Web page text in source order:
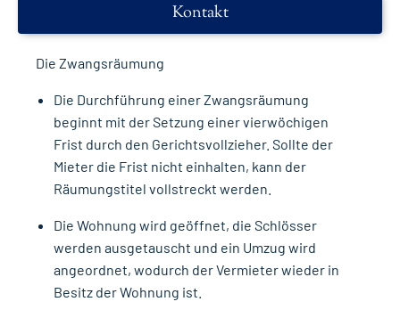
Kontakt
Die Zwangsräumung
Die Durchführung einer Zwangsräumung
beginnt mit der Setzung einer vierwöchigen
Frist durch den Gerichtsvollzieher. Sollte der
Mieter die Frist nicht einhalten, kann der
Räumungstitel vollstreckt werden.
Die Wohnung wird geöffnet, die Schlösser
werden ausgetauscht und ein Umzug wird
angeordnet, wodurch der Vermieter wieder in
Besitz der Wohnung ist.